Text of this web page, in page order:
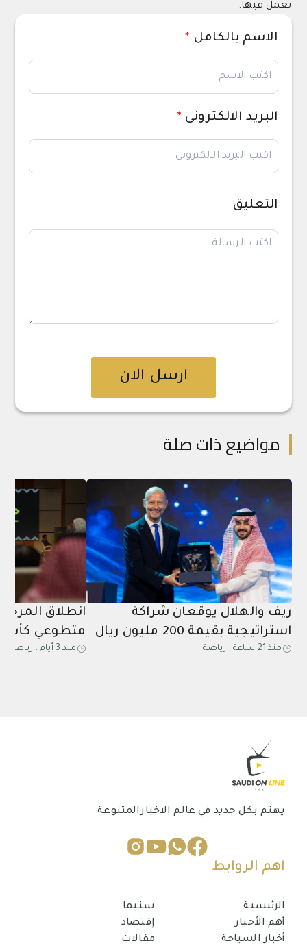
تعمل فيها.
الاسم بالكامل *
البريد الالكترونى *
التعليق
ارسل الان
مواضيع ذات صلة
ريف والهلال يوقعان شراكة
استراتيجية بقيمة 200 مليون ريال
حتى عام 2031
منذ 21 ساعة . رياضة
انطلاق
متطوعي كأس
2027 في الخبر
منذ 3 أيام . رياضة
يهتم بكل جديد في عالم الاخبارالمتنوعة
اهم الروابط
الرئيسية
أهم الأخبار
أخبار السياحة
سنيما
إقتصاد
مقالات